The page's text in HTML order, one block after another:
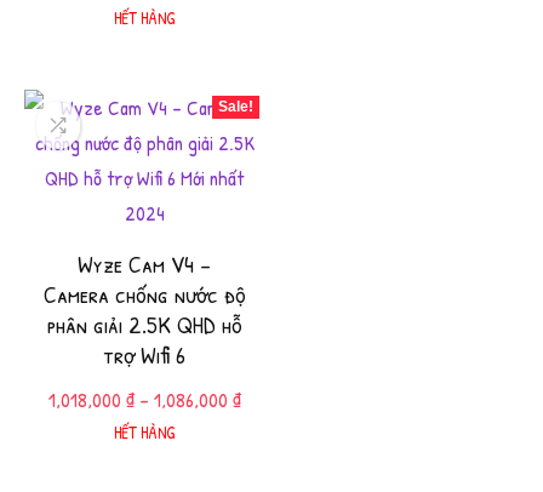
HẾT HÀNG
Sale!
Wyze Cam V4 –
Camera chống nước độ
phân giải 2.5K QHD hỗ
trợ Wifi 6
1,018,000 ₫ – 1,086,000 ₫
HẾT HÀNG